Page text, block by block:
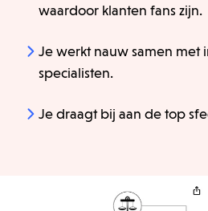
waardoor klanten fans zijn.
Je werkt nauw samen met
specialisten.
Je draagt bij aan de top